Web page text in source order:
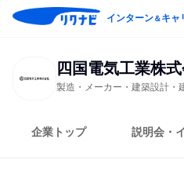
インターン＆キャ
四国電気工業株
製造・メーカー・建築設計・
企業トップ 説明会・